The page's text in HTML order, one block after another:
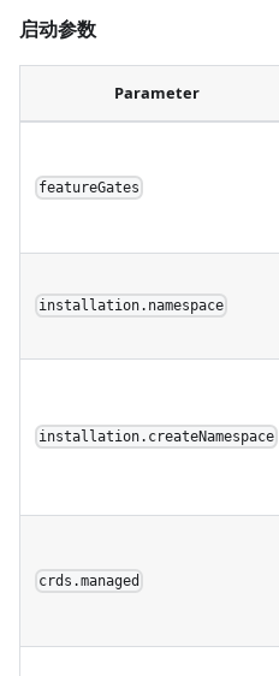
启动参数
Parameter
featureGates
installation.namespace
installation.createNamespace
crds.managed